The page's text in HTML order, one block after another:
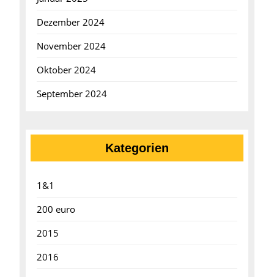
Dezember 2024
November 2024
Oktober 2024
September 2024
Kategorien
1&1
200 euro
2015
2016